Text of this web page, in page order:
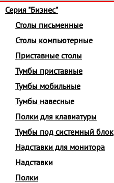
Серия "Бизнес"
Столы письменные
Столы компьютерные
Приставные столы
Тумбы приставные
Тумбы мобильные
Тумбы навесные
Полки для клавиатуры
Тумбы под системный блок
Надставки для монитора
Надставки
Полки